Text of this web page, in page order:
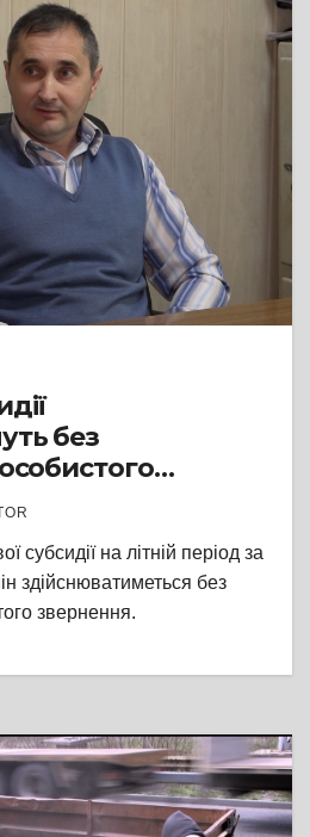
без
субсидії на літній період за
здійснюватиметься без
звернення.